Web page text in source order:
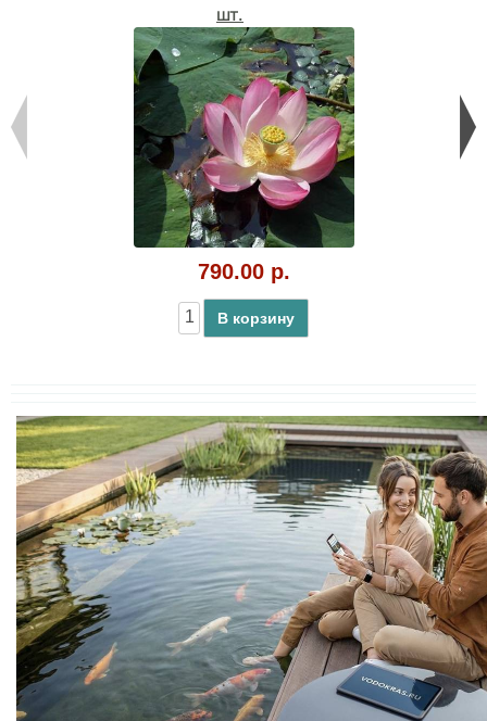
шт.
790.00 р.
В корзину